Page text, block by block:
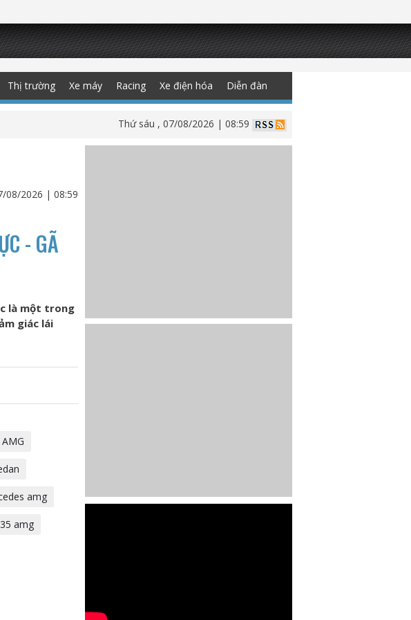
Thị trường Xe máy Racing Xe điện hóa Diễn đàn
Thứ sáu , 07/08/2026 | 08:59
08/2026 | 08:59
- GÃ
là một trong
giác lái
AMG
amg
amg